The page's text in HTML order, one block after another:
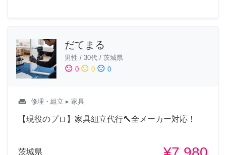
だてまる
男性 / 30代 / 茨城県
sentiment_satisfied 0 sentiment_neutral 0 sentiment_dissatisfied 0
weekend 修理・組立 ▸ 家具
【現役のプロ】家具組立代行🔨全メーカー対応！
茨城県